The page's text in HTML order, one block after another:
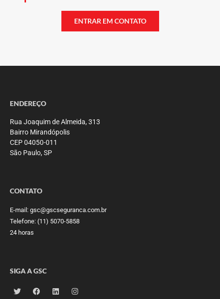
ENTRAR EM CONTATO
ENDEREÇO
Rua Joaquim de Almeida, 313
Bairro Mirandópolis
CEP 04050-011
São Paulo, SP
CONTATO
E-mail: gsc@gscseguranca.com.br
Telefone: (11) 5070-5858
24 horas
SIGA A GSC